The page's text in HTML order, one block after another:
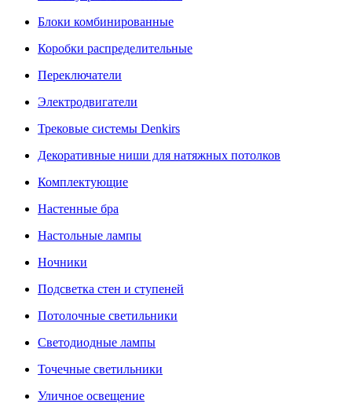
Блоки комбинированные
Коробки распределительные
Переключатели
Электродвигатели
Трековые системы Denkirs
Декоративные ниши для натяжных потолков
Комплектующие
Настенные бра
Настольные лампы
Ночники
Подсветка стен и ступеней
Потолочные светильники
Светодиодные лампы
Точечные светильники
Уличное освещение